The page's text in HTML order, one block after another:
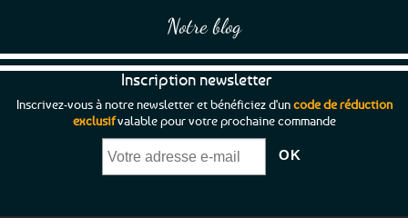
Notre blog
Inscription newsletter
Inscrivez-vous à notre newsletter et bénéficiez d'uncode de réduction
exclusifvalable pour votre prochaine commande